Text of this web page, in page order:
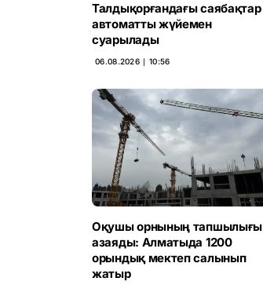
Талдықорғандағы саябақтар
автоматты жүйемен
суарылады
06.08.2026 ∣ 10:56
Оқушы орнының тапшылығы
азаяды: Алматыда 1200
орындық мектеп салынып
жатыр